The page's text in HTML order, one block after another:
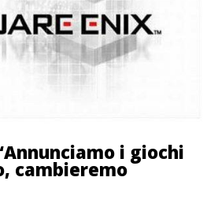
i giochi
cambieremo